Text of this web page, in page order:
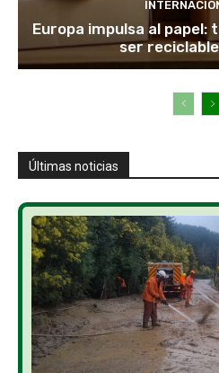
Europa impulsa al papel:
ser
Últimas noticias